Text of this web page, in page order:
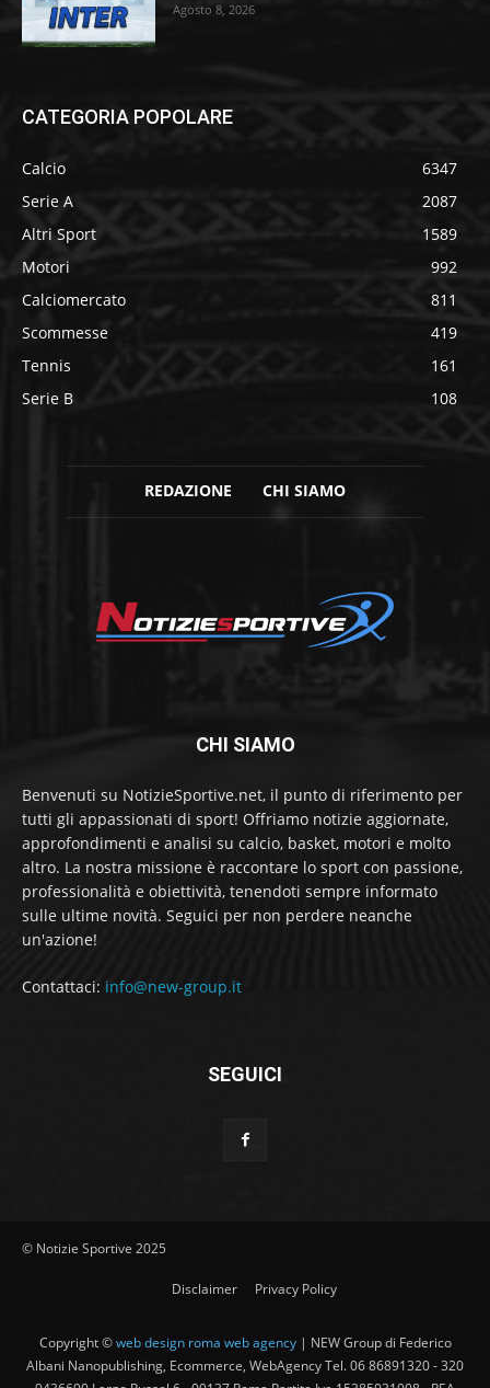
Agosto 8, 2026
CATEGORIA POPOLARE
Calcio
6347
Serie A
2087
Altri Sport
1589
Motori
992
Calciomercato
811
Scommesse
419
Tennis
161
Serie B
108
REDAZIONE CHI SIAMO
CHI SIAMO
Benvenuti su NotizieSportive.net, il punto di riferimento per
tutti gli appassionati di sport! Offriamo notizie aggiornate,
approfondimenti e analisi su calcio, basket, motori e molto
altro. La nostra missione è raccontare lo sport con passione,
professionalità e obiettività, tenendoti sempre informato
sulle ultime novità. Seguici per non perdere neanche
un'azione!
Contattaci: info@new-group.it
SEGUICI
© Notizie Sportive 2025
Disclaimer Privacy Policy
Copyright ©web design roma web agency| NEW Group di Federico
Albani Nanopublishing, Ecommerce, WebAgency Tel. 06 86891320 - 320